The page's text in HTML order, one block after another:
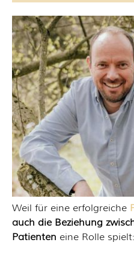
Weil für eine erfolgreiche
auch die Beziehung
Patienten eine Rolle spielt: